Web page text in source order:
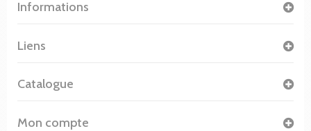
Informations
Liens
Catalogue
Mon compte